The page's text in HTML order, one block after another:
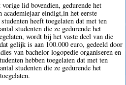
lid bovendien, gedurende het
academiejaar eindigt,in het eerste
heeft toegelaten dat met ten
studenten die ze gedurende het
wordt bij het vaste deel van die
gelijk is aan 100.000 euro, gedeeld door
van bachelor logopedie organiseren en
hebben toegelaten dat met ten
studenten die ze gedurende het